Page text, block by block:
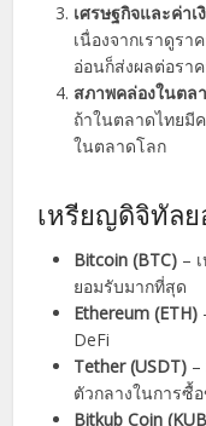
เศรษฐกิจและค่าเ
เนื่องจากเราดูรา
อ่อนก็ส่งผลต่อรา
สภาพคล่องในตล
ถ้าในตลาดไทยมี
ในตลาดโลก
เหรียญดิจิทัล
Bitcoin (BTC) –
ยอมรับมากที่สุด
Ethereum (ETH)
DeFi
Tether (USDT)
ตัวกลางในการซื้
Bitkub Coin